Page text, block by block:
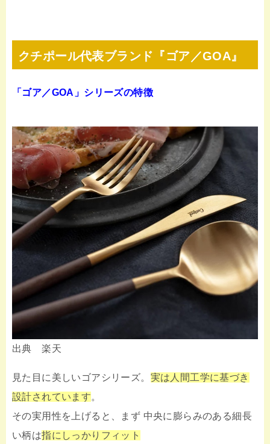
クチポール代表ブランド『ゴア／GOA』
「ゴア／GOA」シリーズの特徴
出典 楽天
見た目に美しいゴアシリーズ。 実は人間工学に基づき
設計されています。
その実用性を上げると、まず 中央に膨らみのある細長
い柄は指にしっかりフィット